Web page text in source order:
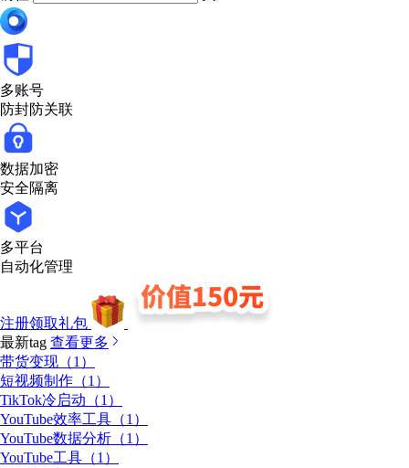
多账号
防封防关联
数据加密
安全隔离
多平台
自动化管理
注册领取礼包
最新tag 查看更多
带货变现（1）
短视频制作（1）
TikTok冷启动（1）
YouTube效率工具（1）
YouTube数据分析（1）
YouTube工具（1）